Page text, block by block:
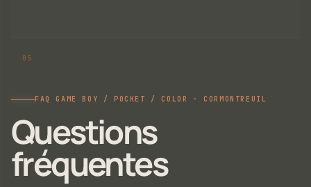
FAQ GAME BOY / POCKET / COLOR · CORMONTREUIL
Questions
fréquentes